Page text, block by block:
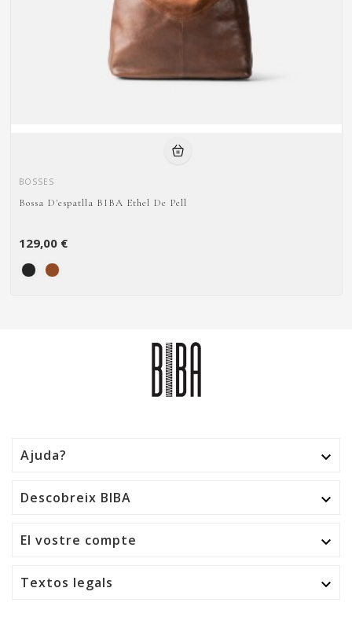
BOSSES
Bossa D'espatlla BIBA Ethel De Pell
129,00 €
Ajuda? 
Descobreix BIBA 
El vostre compte 
Textos legals 